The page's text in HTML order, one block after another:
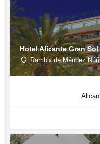
Hotel Alicante Gran
Rambla de Méndez